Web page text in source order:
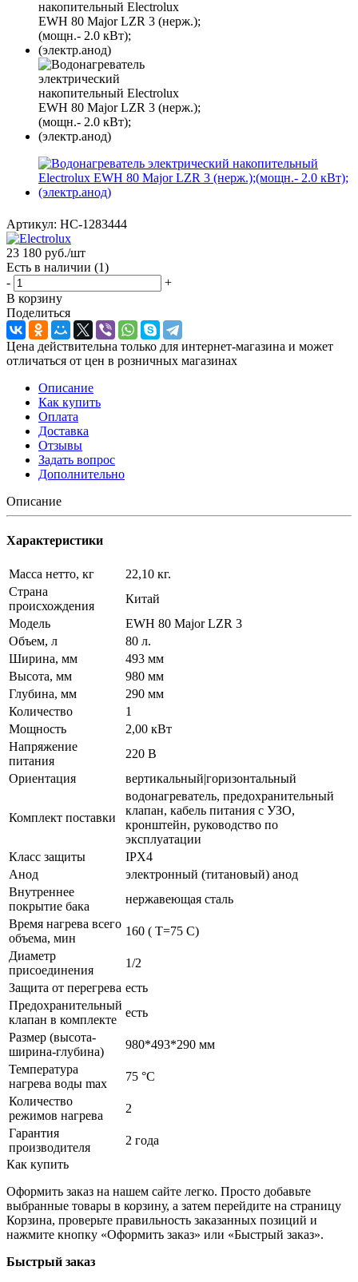
Артикул: НС-1283444
23 180 руб./шт
Есть в наличии (1)
-
+
В корзину
Поделиться
Цена действительна только для интернет-магазина и может
отличаться от цен в розничных магазинах
Описание
Как купить
Оплата
Доставка
Отзывы
Задать вопрос
Дополнительно
Описание
Характеристики
Масса нетто, кг
22,10 кг.
Страна
происхождения
Китай
Модель
EWH 80 Major LZR 3
Объем, л
80 л.
Ширина, мм
493 мм
Высота, мм
980 мм
Глубина, мм
290 мм
Количество
1
Мощность
2,00 кВт
Напряжение
питания
220 В
Ориентация
вертикальный|горизонтальный
Комплект поставки
водонагреватель, предохранительный
клапан, кабель питания с УЗО,
кронштейн, руководство по
эксплуатации
Класс защиты
IPX4
Анод
электронный (титановый) анод
Внутреннее
покрытие бака
нержавеющая сталь
Время нагрева всего
объема, мин
160 ( Т=75 С)
Диаметр
присоединения
1/2
Защита от перегрева есть
Предохранительный
клапан в комплекте
есть
Размер (высота-
ширина-глубина)
980*493*290 мм
Температура
нагрева воды max
75 °С
Количество
режимов нагрева
2
Гарантия
производителя
2 года
Как купить
Оформить заказ на нашем сайте легко. Просто добавьте
выбранные товары в корзину, а затем перейдите на страницу
Корзина, проверьте правильность заказанных позиций и
нажмите кнопку «Оформить заказ» или «Быстрый заказ».
Быстрый заказ